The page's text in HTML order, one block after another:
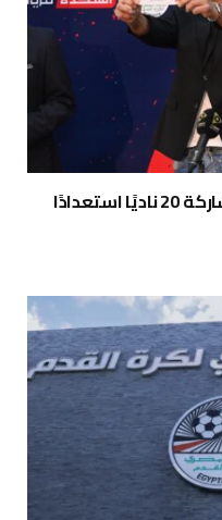
إجراء قرعة دوري المحترفين بمشاركة 20 ناديًا استعدادًا